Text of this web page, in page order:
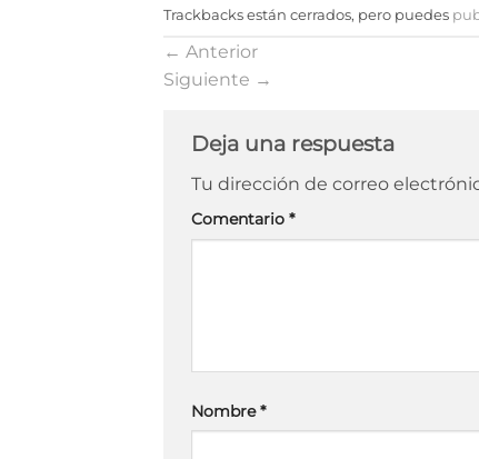
Trackbacks están cerrados, pero puedes
← Anterior
Siguiente →
Deja una respuesta
Tu dirección de correo
Comentario *
Nombre*